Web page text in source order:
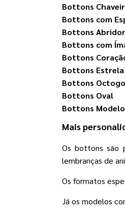
Bottons
Bottons com
Bottons
Bottons com
Bottons
Bottons Estrela
Bottons
Bottons Oval
Bottons
Mais
Os bottons são
lembranças de
Os formatos
Já os modelos